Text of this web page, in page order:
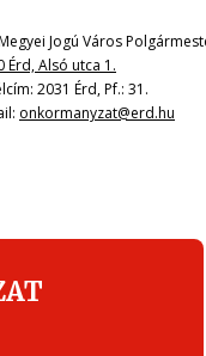
Jogú Város
Érd, Alsó utca 1.
2031 Érd, Pf.: 31.
onkormanyzat@erd.hu